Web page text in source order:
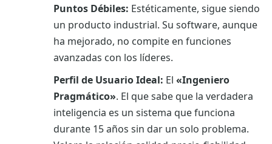
Puntos Débiles: Estéticamente, sigue siendo
un producto industrial. Su software, aunque
ha mejorado, no compite en funciones
avanzadas con los líderes.
Perfil de Usuario Ideal: El «Ingeniero
Pragmático». El que sabe que la verdadera
inteligencia es un sistema que funciona
durante 15 años sin dar un solo problema.